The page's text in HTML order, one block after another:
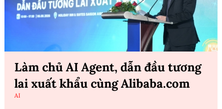
Làm chủ AI Agent, dẫn đầu tương
lai xuất khẩu cùng Alibaba.com
AI